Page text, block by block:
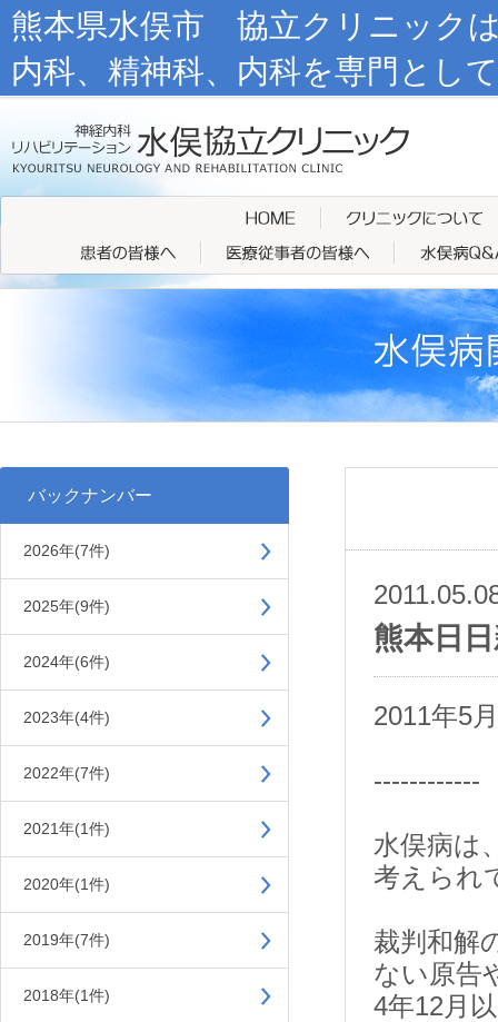
熊本県水俣市 協立クリニック
内科、精神科、内科を専門とし
バックナンバー
2026年(7件)
2025年(9件)
2024年(6件)
2023年(4件)
2022年(7件)
2021年(1件)
2020年(1件)
2019年(7件)
2018年(1件)
熊本日
2011年5
------------
水俣病は
考えられ
裁判和解
ない原告
4年12月